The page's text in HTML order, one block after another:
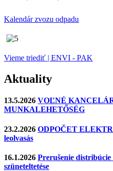
Kalendár zvozu odpadu
Vieme triediť | ENVI - PAK
Aktuality
13.5.2026 VOĽNÉ
MUNKALEHETŐSÉG
23.2.2026 ODPOČET
leolvasás
16.1.2026 Prerušenie
szüneteltetése